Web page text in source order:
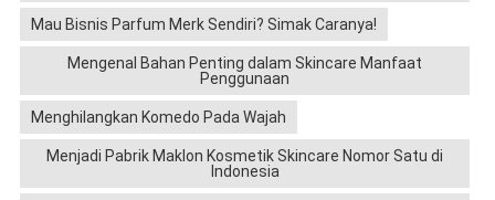
Mau Bisnis Parfum Merk Sendiri? Simak Caranya!
Mengenal Bahan Penting dalam Skincare Manfaat
Penggunaan
Menghilangkan Komedo Pada Wajah
Menjadi Pabrik Maklon Kosmetik Skincare Nomor Satu di
Indonesia